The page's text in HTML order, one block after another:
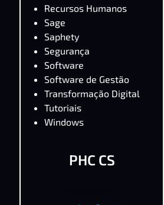
Recursos Humanos
Sage
Saphety
Segurança
Software
Software de Gestão
Transformação Digital
Tutoriais
Windows
PHC CS